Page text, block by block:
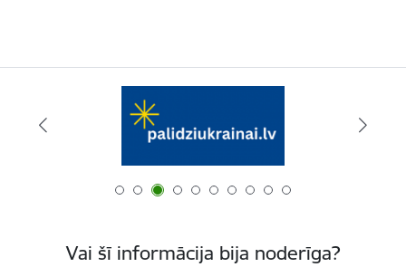
Vai šī informācija bija noderīga?